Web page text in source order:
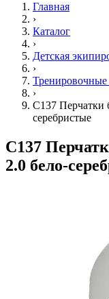
Главная
›
Каталог
›
Детская
›
›
C137 Перчатки
серебристые
C137
2.0 бело-